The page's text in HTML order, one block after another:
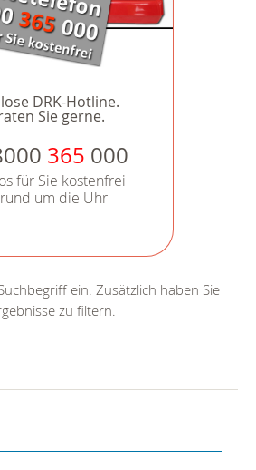
DRK-Hotline.
Sie gerne.
365 000
für Sie kostenfrei
rund um die Uhr
ein. Zusätzlich haben Sie
zu filtern.